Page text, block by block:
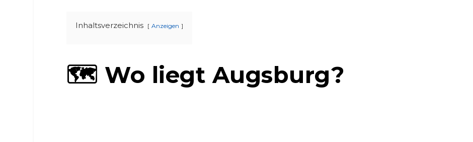
Inhaltsverzeichnis Anzeigen
🗺️ Wo liegt Augsburg?